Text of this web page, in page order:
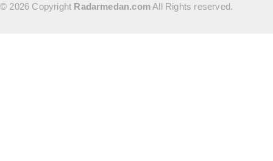
© 2026 Copyright Radarmedan.comAll Rights reserved.